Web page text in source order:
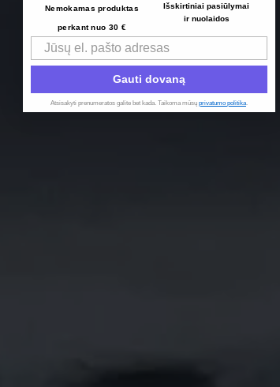
Nemokamas produktas
perkant nuo 30 €
Išskirtiniai pasiūlymai
ir nuolaidos
Email
Gauti dovaną
Atsisakyti prenumeratos galite bet kada. Taikoma mūsų privatumo politika